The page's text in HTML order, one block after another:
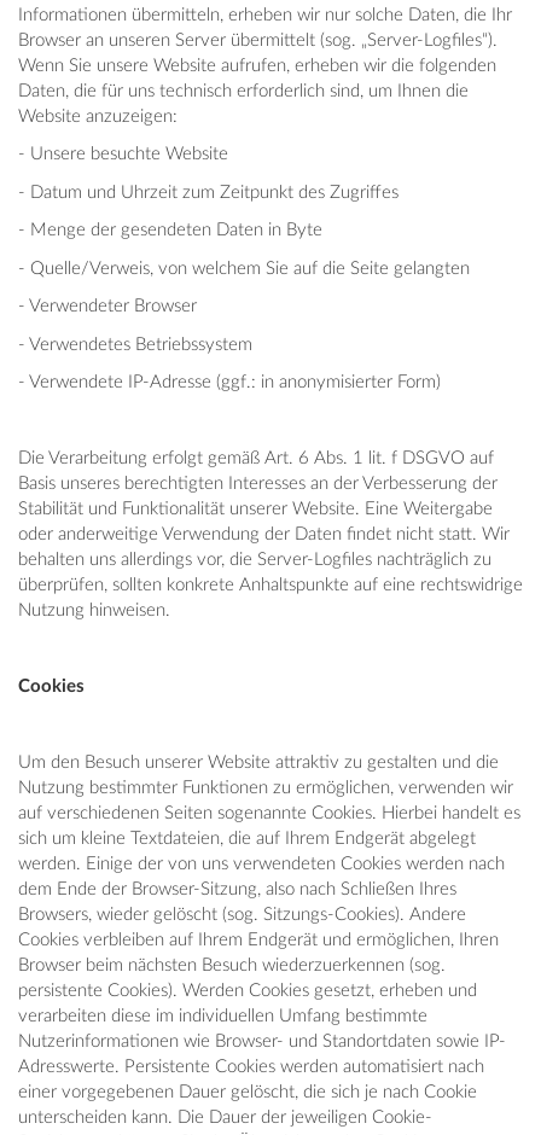
Informationen übermitteln, erheben wir nur solche Daten, die Ihr
Browser an unseren Server übermittelt (sog. „Server-Logfiles“).
Wenn Sie unsere Website aufrufen, erheben wir die folgenden
Daten, die für uns technisch erforderlich sind, um Ihnen die
Website anzuzeigen:
- Unsere besuchte Website
- Datum und Uhrzeit zum Zeitpunkt des Zugriffes
- Menge der gesendeten Daten in Byte
- Quelle/Verweis, von welchem Sie auf die Seite gelangten
- Verwendeter Browser
- Verwendetes Betriebssystem
- Verwendete IP-Adresse (ggf.: in anonymisierter Form)
Die Verarbeitung erfolgt gemäß Art. 6 Abs. 1 lit. f DSGVO auf
Basis unseres berechtigten Interesses an der Verbesserung der
Stabilität und Funktionalität unserer Website. Eine Weitergabe
oder anderweitige Verwendung der Daten findet nicht statt. Wir
behalten uns allerdings vor, die Server-Logfiles nachträglich zu
überprüfen, sollten konkrete Anhaltspunkte auf eine rechtswidrige
Nutzung hinweisen.
Cookies
Um den Besuch unserer Website attraktiv zu gestalten und die
Nutzung bestimmter Funktionen zu ermöglichen, verwenden wir
auf verschiedenen Seiten sogenannte Cookies. Hierbei handelt es
sich um kleine Textdateien, die auf Ihrem Endgerät abgelegt
werden. Einige der von uns verwendeten Cookies werden nach
dem Ende der Browser-Sitzung, also nach Schließen Ihres
Browsers, wieder gelöscht (sog. Sitzungs-Cookies). Andere
Cookies verbleiben auf Ihrem Endgerät und ermöglichen, Ihren
Browser beim nächsten Besuch wiederzuerkennen (sog.
persistente Cookies). Werden Cookies gesetzt, erheben und
verarbeiten diese im individuellen Umfang bestimmte
Nutzerinformationen wie Browser- und Standortdaten sowie IP-
Adresswerte. Persistente Cookies werden automatisiert nach
einer vorgegebenen Dauer gelöscht, die sich je nach Cookie
unterscheiden kann. Die Dauer der jeweiligen Cookie-